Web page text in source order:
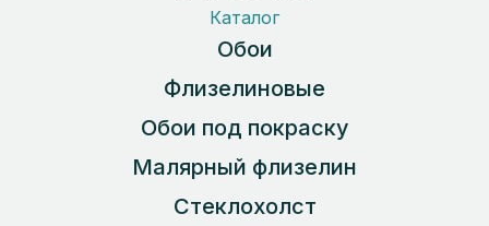
Каталог
Обои
Флизелиновые
Обои под покраску
Малярный флизелин
Стеклохолст